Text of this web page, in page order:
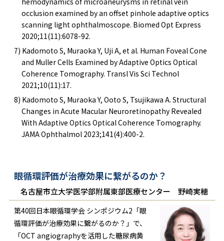
occlusion examined by an offset pinhole adaptive optics
scanning light ophthalmoscope. Biomed Opt Express
2020;11(11):6078-92.
7) Kadomoto S, Muraoka Y, Uji A, et al. Human Foveal Cone
and Muller Cells Examined by Adaptive Optics Optical
Coherence Tomography. Transl Vis Sci Technol
2021;10(11):17.
8) Kadomoto S, Muraoka Y, Ooto S, Tsujikawa A. Structural
Changes in Acute Macular Neuroretinopathy Revealed
With Adaptive Optics Optical Coherence Tomography.
JAMA Ophthalmol 2023;141(4):400-2.
眼循環評価が治療効果に繋がるのか？
名古屋市立大学医学部附属東部医療センター 野崎実穂
第40回日本眼循環学会 シンポジウム2「眼
循環評価が治療効果に繋がるのか？」で、
「OCT angiographyを活用した糖尿病黄